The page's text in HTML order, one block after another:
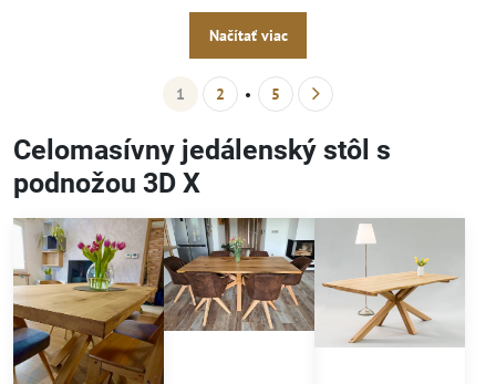
Načítať viac
1 2 5
Celomasívny jedálenský stôl s
podnožou 3D X